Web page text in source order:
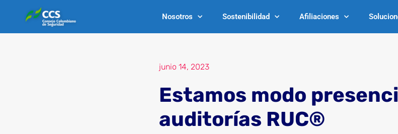
Nosotros Sostenibilidad Afiliaciones
junio 14, 2023
Estamos modo
auditorías RUC®